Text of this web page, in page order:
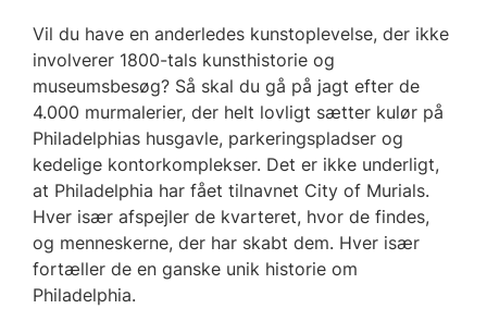
Vil du have en anderledes kunstoplevelse, der ikke
involverer 1800-tals kunsthistorie og
museumsbesøg? Så skal du gå på jagt efter de
4.000 murmalerier, der helt lovligt sætter kulør på
Philadelphias husgavle, parkeringspladser og
kedelige kontorkomplekser. Det er ikke underligt,
at Philadelphia har fået tilnavnet City of Murials.
Hver især afspejler de kvarteret, hvor de findes,
og menneskerne, der har skabt dem. Hver især
fortæller de en ganske unik historie om
Philadelphia.